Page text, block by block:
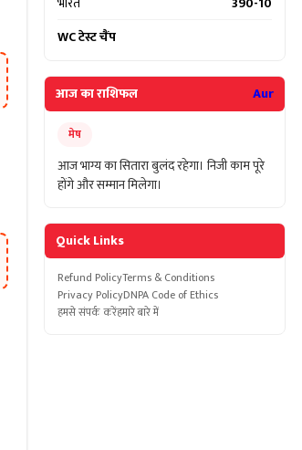
WC टेस्ट चैंप
आज का राशिफल Aur
मेष
आज भाग्य का सितारा बुलंद रहेगा। निजी काम पूरे
होंगे और सम्मान मिलेगा।
Quick Links
Refund PolicyTerms & Conditions
Privacy PolicyDNPA Code of Ethics
हमसे संपर्क करेंहमारे बारे में